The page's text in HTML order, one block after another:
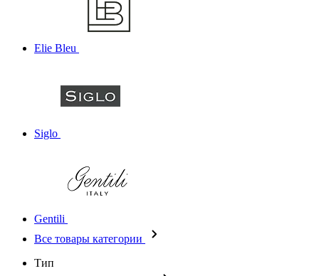
Elie Bleu
Siglo
Gentili
Все товары категории
Тип